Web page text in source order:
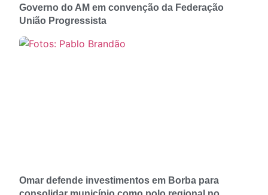
Governo do AM em convenção da Federação
União Progressista
Omar defende investimentos em Borba para